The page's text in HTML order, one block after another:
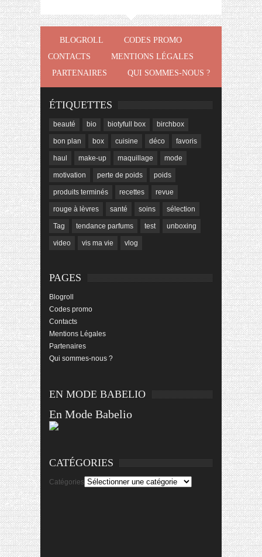
BLOGROLL
CODES PROMO
CONTACTS
MENTIONS LÉGALES
PARTENAIRES
QUI SOMMES-NOUS ?
ÉTIQUETTES
beauté bio biotyfull box birchbox
bon plan box cuisine déco favoris
haul make-up maquillage mode
motivation perte de poids poids
produits terminés recettes revue
rouge à lèvres santé soins sélection
Tag tendance parfums test unboxing
video vis ma vie vlog
PAGES
Blogroll
Codes promo
Contacts
Mentions Légales
Partenaires
Qui sommes-nous ?
EN MODE BABELIO
En Mode Babelio
CATÉGORIES
Catégories